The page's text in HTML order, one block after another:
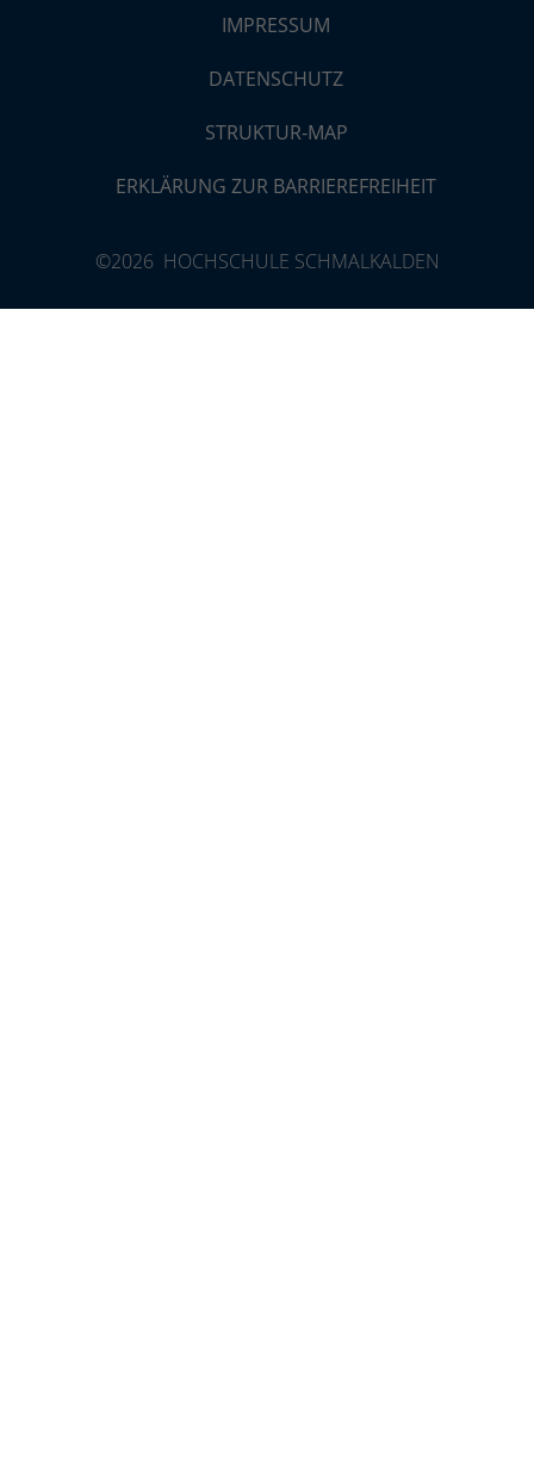
IMPRESSUM
DATENSCHUTZ
STRUKTUR-MAP
ERKLÄRUNG ZUR BARRIEREFREIHEIT
©2026 HOCHSCHULE SCHMALKALDEN